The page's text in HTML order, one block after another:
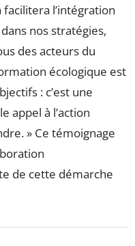
l’intégration
nos stratégies,
des acteurs du
écologique est
: c’est une
appel à l’action
» Ce témoignage
de cette démarche